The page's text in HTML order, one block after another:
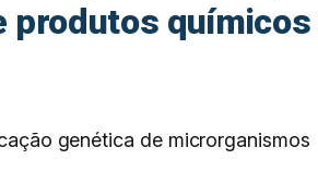
produtos
genética de microrganismos